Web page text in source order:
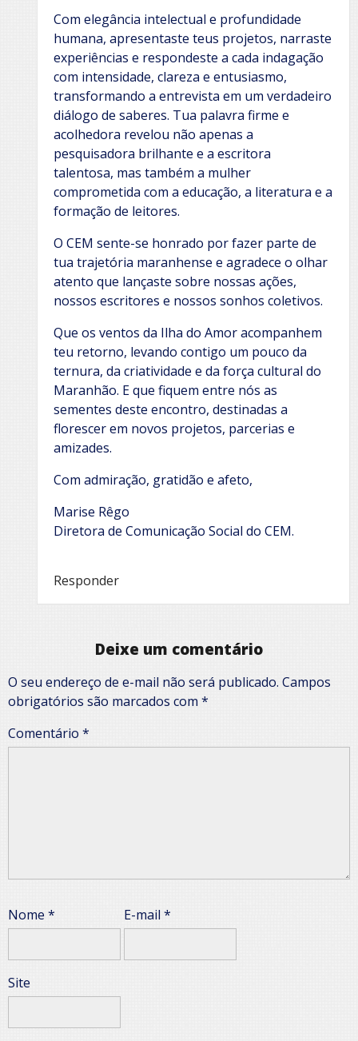
Com elegância intelectual e profundidade
humana, apresentaste teus projetos, narraste
experiências e respondeste a cada indagação
com intensidade, clareza e entusiasmo,
transformando a entrevista em um verdadeiro
diálogo de saberes. Tua palavra firme e
acolhedora revelou não apenas a
pesquisadora brilhante e a escritora
talentosa, mas também a mulher
comprometida com a educação, a literatura e a
formação de leitores.
O CEM sente-se honrado por fazer parte de
tua trajetória maranhense e agradece o olhar
atento que lançaste sobre nossas ações,
nossos escritores e nossos sonhos coletivos.
Que os ventos da Ilha do Amor acompanhem
teu retorno, levando contigo um pouco da
ternura, da criatividade e da força cultural do
Maranhão. E que fiquem entre nós as
sementes deste encontro, destinadas a
florescer em novos projetos, parcerias e
amizades.
Com admiração, gratidão e afeto,
Marise Rêgo
Diretora de Comunicação Social do CEM.
Responder
Deixe um comentário
O seu endereço de e-mail não será publicado. Campos
obrigatórios são marcados com *
Comentário *
Nome * E-mail *
Site